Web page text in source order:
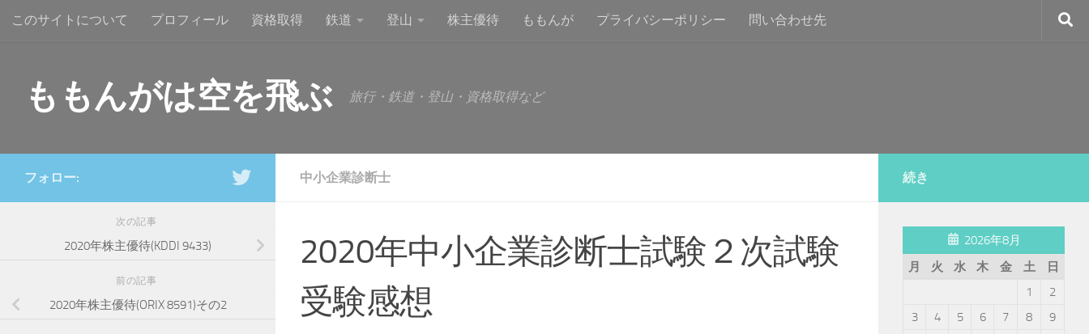
コンテンツへスキップ
このサイトについて プロフィール 資格取得 鉄道 登山 株主優待 ももんが プライバシーポリシー 問い合わせ先
ももんがは空を飛ぶ 旅行・鉄道・登山・資格取得など
中小企業診断士
2020年中小企業診断士試験２次試験
受験感想
フォロー:
次の記事
2020年株主優待(KDDI 9433)
前の記事
2020年株主優待(ORIX 8591)その2
続き
2026年8月
月
火 水 木 金 土
日
1
2
3
4 5 6 7 8
9